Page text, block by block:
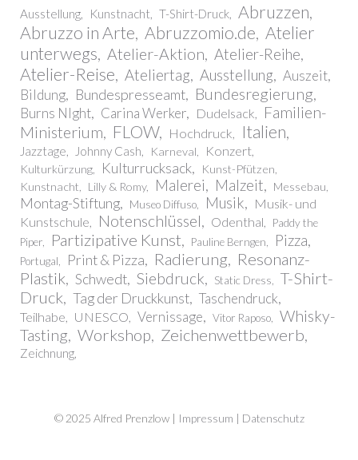
Ausstellung Kunstnacht T-Shirt-Druck
Abruzzen
Abruzzo in Arte Abruzzomio.de Atelier
unterwegs Atelier-Aktion Atelier-Reihe
Atelier-Reise Ateliertag Ausstellung
Auszeit
Bildung
Bundespresseamt Bundesregierung
Burns NIght Carina Werker Dudelsack
Familien-
Ministerium
FLOW Hochdruck Italien
Jazztage Johnny Cash Karneval Konzert
Kulturkürzung Kulturrucksack
Kunst-Pfützen
Kunstnacht
Lilly & Romy Malerei Malzeit Messebau
Montag-Stiftung Museo Diffuso Musik
Musik- und
Kunstschule
Notenschlüssel Odenthal
Paddy the
Piper
Partizipative Kunst Pauline Berngen Pizza
Portugal Print & Pizza Radierung
Resonanz-
Plastik Schwedt Siebdruck Static Dress
T-Shirt-
Druck Tag der Druckkunst Taschendruck
Teilhabe UNESCO Vernissage Vitor Raposo
Whisky-
Tasting Workshop Zeichenwettbewerb
Zeichnung
© 2025 Alfred Prenzlow | Impressum | Datenschutz